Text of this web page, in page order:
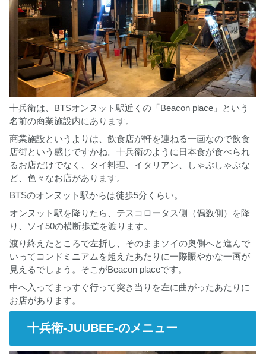
十兵衛は、BTSオンヌット駅近くの「Beacon place」という
名前の商業施設内にあります。
商業施設というよりは、飲食店が軒を連ねる一画なので飲食
店街という感じですかね。十兵衛のように日本食が食べられ
るお店だけでなく、タイ料理、イタリアン、しゃぶしゃぶな
ど、色々なお店があります。
BTSのオンヌット駅からは徒歩5分くらい。
オンヌット駅を降りたら、テスコロータス側（偶数側）を降
り、ソイ50の横断歩道を渡ります。
渡り終えたところで左折し、そのままソイの奥側へと進んで
いってコンドミニアムを超えたあたりに一際賑やかな一画が
見えるでしょう。そこがBeacon placeです。
中へ入ってまっすぐ行って突き当りを左に曲がったあたりに
お店があります。
十兵衛-JUUBEE-のメニュー